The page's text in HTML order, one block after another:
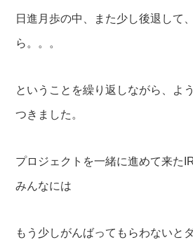
日進月歩の中、また少し後退して
ら。。。
ということを繰り返しながら、よ
つきました。
プロジェクトを一緒に進めて来た
みんなには
もう少しがんばってもらわないと